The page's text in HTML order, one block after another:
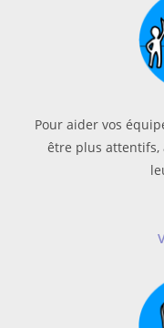
Pour aider vos
être plus attentifs,